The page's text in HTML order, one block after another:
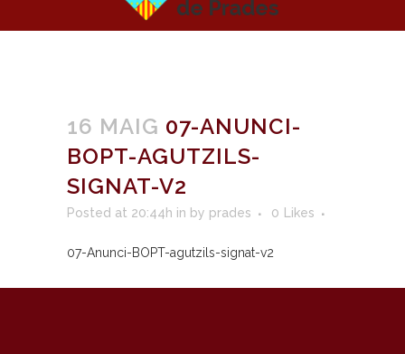
16 MAIG 07-ANUNCI-
BOPT-AGUTZILS-
SIGNAT-V2
Posted at 20:44h in by prades 0 Likes
07-Anunci-BOPT-agutzils-signat-v2